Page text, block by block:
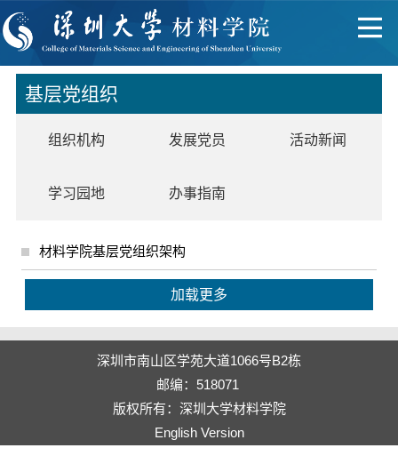
基层党组织
组织机构 发展党员 活动新闻
学习园地 办事指南
材料学院基层党组织架构
加载更多
深圳市南山区学苑大道1066号B2栋
邮编：518071
版权所有：深圳大学材料学院
English Version